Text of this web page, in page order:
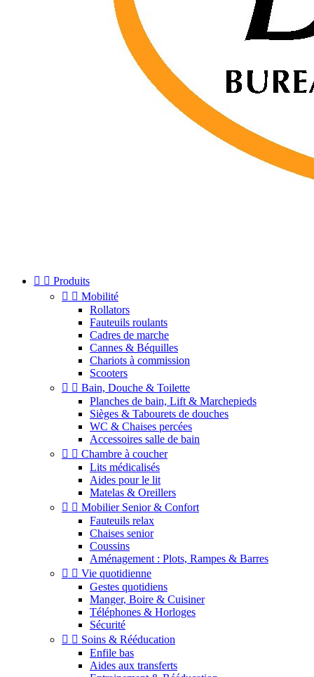
  Produits
  Mobilité
Rollators
Fauteuils roulants
Cadres de marche
Cannes & Béquilles
Chariots à commission
Scooters
  Bain, Douche & Toilette
Planches de bain, Lift & Marchepieds
Sièges & Tabourets de douches
WC & Chaises percées
Accessoires salle de bain
  Chambre à coucher
Lits médicalisés
Aides pour le lit
Matelas & Oreillers
  Mobilier Senior & Confort
Fauteuils relax
Chaises senior
Coussins
Aménagement : Plots, Rampes & Barres
  Vie quotidienne
Gestes quotidiens
Manger, Boire & Cuisiner
Téléphones & Horloges
Sécurité
  Soins & Rééducation
Enfile bas
Aides aux transferts